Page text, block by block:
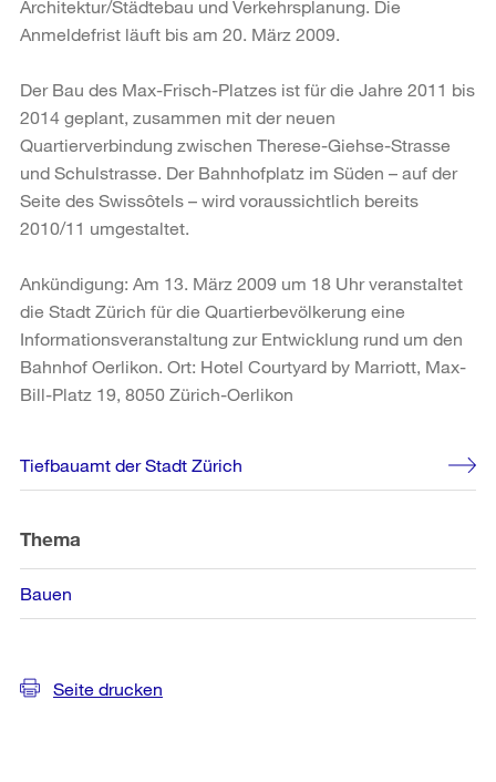
Architektur/Städtebau und Verkehrsplanung. Die
Anmeldefrist läuft bis am 20. März 2009.
Der Bau des Max-Frisch-Platzes ist für die Jahre 2011 bis
2014 geplant, zusammen mit der neuen
Quartierverbindung zwischen Therese-Giehse-Strasse
und Schulstrasse. Der Bahnhofplatz im Süden – auf der
Seite des Swissôtels – wird voraussichtlich bereits
2010/11 umgestaltet.
Ankündigung: Am 13. März 2009 um 18 Uhr veranstaltet
die Stadt Zürich für die Quartierbevölkerung eine
Informationsveranstaltung zur Entwicklung rund um den
Bahnhof Oerlikon. Ort: Hotel Courtyard by Marriott, Max-
Bill-Platz 19, 8050 Zürich-Oerlikon
Weitere
Informationen
Tiefbauamt der Stadt Zürich
Thema
Bauen
Seite drucken